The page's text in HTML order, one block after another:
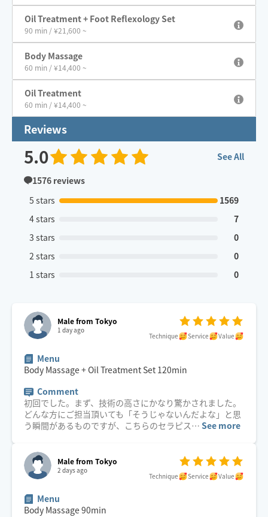
Oil Treatment + Foot Reflexology Set
90 min / ¥21,600 ~
Body Massage
60 min / ¥14,400 ~
Oil Treatment
60 min / ¥14,400 ~
Reviews
5.0
See All
1576 reviews
5 stars
1569
4 stars
7
3 stars
0
2 stars
0
1 stars
0
Male from Tokyo
1 day ago
Technique Service Value
Menu
Body Massage + Oil Treatment Set 120min
Comment
初回でした。まず、技術の高さにかなり驚かされました。
どんな方にご担当頂いても「そうじゃないんだよな」と思
う瞬間があるものですが、こちらのセラピス… See more
Male from Tokyo
2 days ago
Technique Service Value
Menu
Body Massage90min